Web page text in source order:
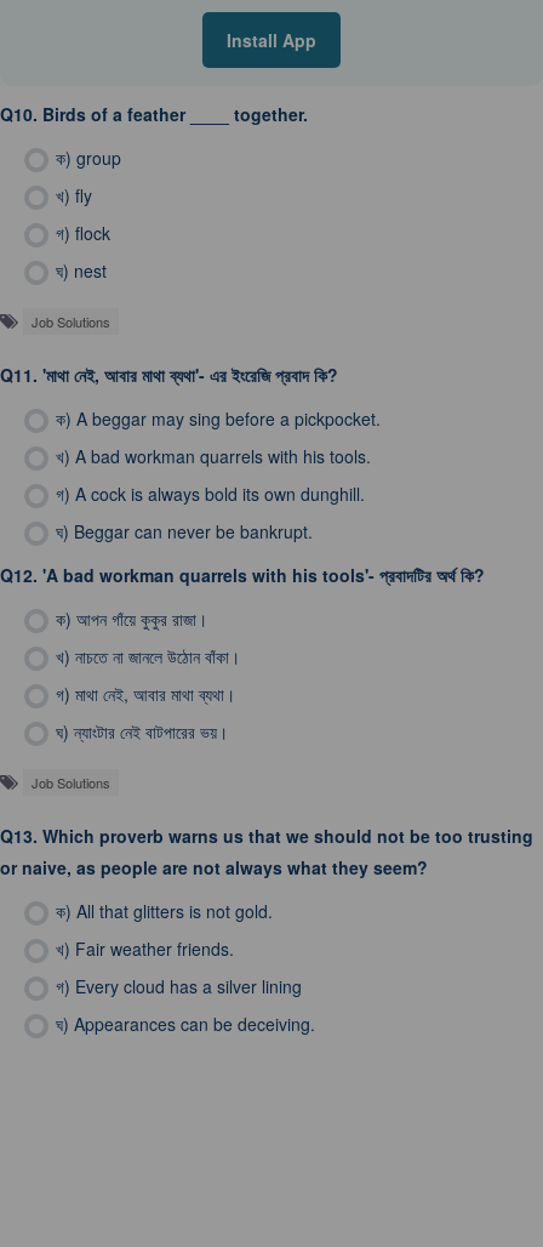
Install App
Q10. Birds of a feather ____ together.
ক) group
খ) fly
গ) flock
ঘ) nest
Job Solutions
Q11. 'মাথা নেই, আবার মাথা ব্যথা'- এর ইংরেজি প্রবাদ কি?
ক) A beggar may sing before a pickpocket.
খ) A bad workman quarrels with his tools.
গ) A cock is always bold its own dunghill.
ঘ) Beggar can never be bankrupt.
Q12. 'A bad workman quarrels with his tools'- প্রবাদটির অর্থ কি?
ক) আপন গাঁয়ে কুকুর রাজা।
খ) নাচতে না জানলে উঠোন বাঁকা।
গ) মাথা নেই, আবার মাথা ব্যথা।
ঘ) ন্যাংটার নেই বাটপারের ভয়।
Job Solutions
Q13. Which proverb warns us that we should not be too trusting
or naive, as people are not always what they seem?
ক) All that glitters is not gold.
খ) Fair weather friends.
গ) Every cloud has a silver lining
ঘ) Appearances can be deceiving.